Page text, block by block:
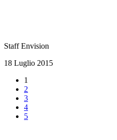
Staff Envision
18 Luglio 2015
1
2
3
4
5